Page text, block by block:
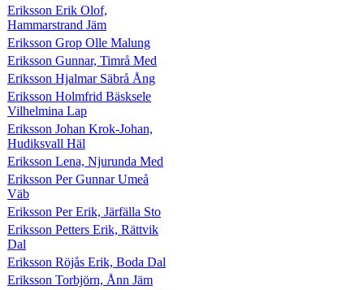
Eriksson Erik Olof,
Hammarstrand Jäm
Eriksson Grop Olle Malung
Eriksson Gunnar, Timrå Med
Eriksson Hjalmar Säbrå Ång
Eriksson Holmfrid Bäsksele
Vilhelmina Lap
Eriksson Johan Krok-Johan,
Hudiksvall Häl
Eriksson Lena, Njurunda Med
Eriksson Per Gunnar Umeå
Väb
Eriksson Per Erik, Järfälla Sto
Eriksson Petters Erik, Rättvik
Dal
Eriksson Röjås Erik, Boda Dal
Eriksson Torbjörn, Ånn Jäm